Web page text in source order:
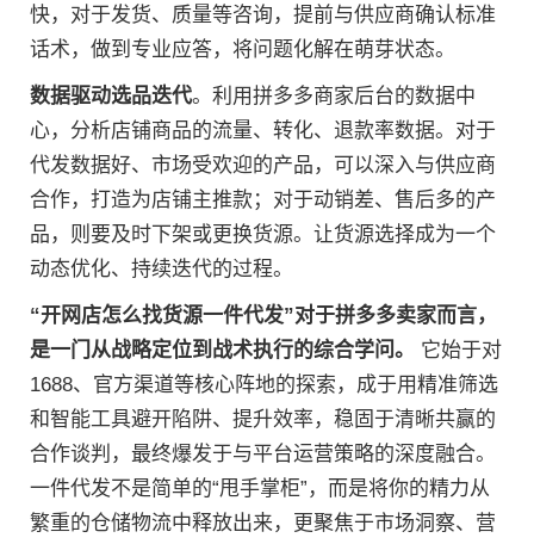
快，对于发货、质量等咨询，提前与供应商确认标准
话术，做到专业应答，将问题化解在萌芽状态。
数据驱动选品迭代。利用拼多多商家后台的数据中
心，分析店铺商品的流量、转化、退款率数据。对于
代发数据好、市场受欢迎的产品，可以深入与供应商
合作，打造为店铺主推款；对于动销差、售后多的产
品，则要及时下架或更换货源。让货源选择成为一个
动态优化、持续迭代的过程。
“开网店怎么找货源一件代发”对于拼多多卖家而言，
是一门从战略定位到战术执行的综合学问。
它始于对
1688、官方渠道等核心阵地的探索，成于用精准筛选
和智能工具避开陷阱、提升效率，稳固于清晰共赢的
合作谈判，最终爆发于与平台运营策略的深度融合。
一件代发不是简单的“甩手掌柜”，而是将你的精力从
繁重的仓储物流中释放出来，更聚焦于市场洞察、营